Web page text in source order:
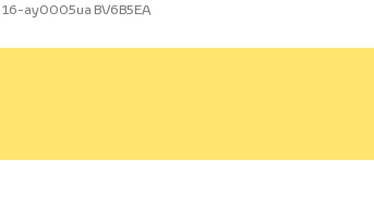
16-ay0005ua BV6B5EA